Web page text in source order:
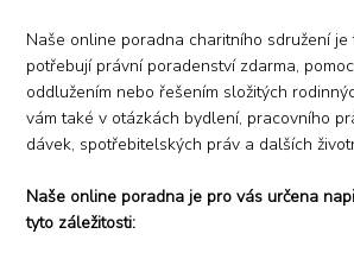
Naše online poradna charitního sdružení
potřebují právní poradenství zdarma,
oddlužením nebo řešením složitých
vám také v otázkách bydlení, pracovního
dávek, spotřebitelských práv a dalších
Naše online poradna je pro vás určena
tyto záležitosti: